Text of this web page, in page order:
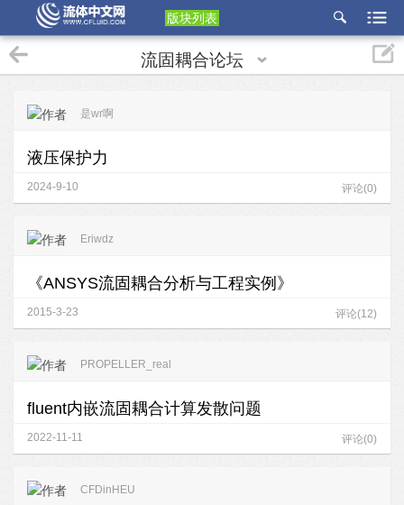
版块列表
etu
p
流固耦合论坛
是wr啊
液压保护力
2024-9-10 评论(0)
Eriwdz
《ANSYS流固耦合分析与工程实例》
2015-3-23 评论(12)
PROPELLER_real
fluent内嵌流固耦合计算发散问题
2022-11-11 评论(0)
CFDinHEU